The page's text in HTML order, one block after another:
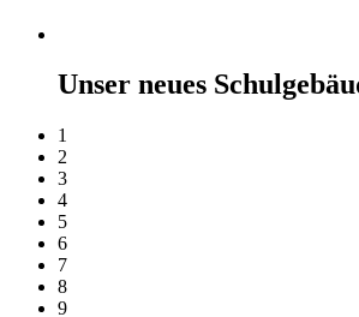
Unser neues
1
2
3
4
5
6
7
8
9